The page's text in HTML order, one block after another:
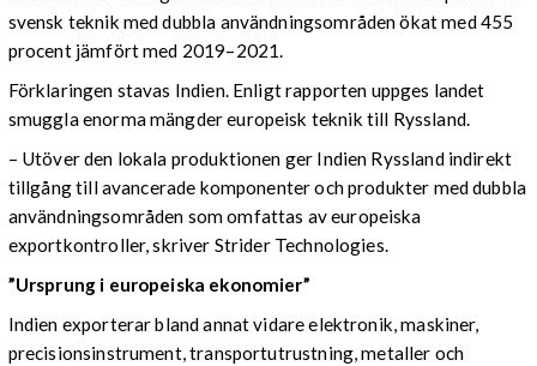
svensk teknik med dubbla användningsområden ökat med 455
procent jämfört med 2019–2021.
Förklaringen stavas Indien. Enligt rapporten uppges landet
smuggla enorma mängder europeisk teknik till Ryssland.
– Utöver den lokala produktionen ger Indien Ryssland indirekt
tillgång till avancerade komponenter och produkter med dubbla
användningsområden som omfattas av europeiska
exportkontroller, skriver Strider Technologies.
”Ursprung i europeiska ekonomier”
Indien exporterar bland annat vidare elektronik, maskiner,
precisionsinstrument, transportutrustning, metaller och